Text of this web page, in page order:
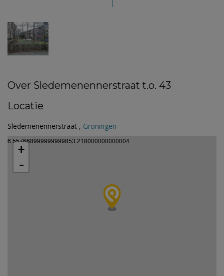
Over Sledemenennerstraat t.o. 43
Locatie
Sledemenennerstraat , Groningen
6.557668999999999853.218000000000004
+
-